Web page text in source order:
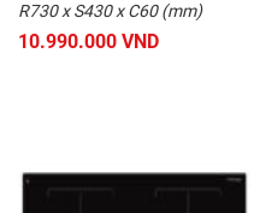
R730 x S430 x C60 (mm)
10.990.000 VND